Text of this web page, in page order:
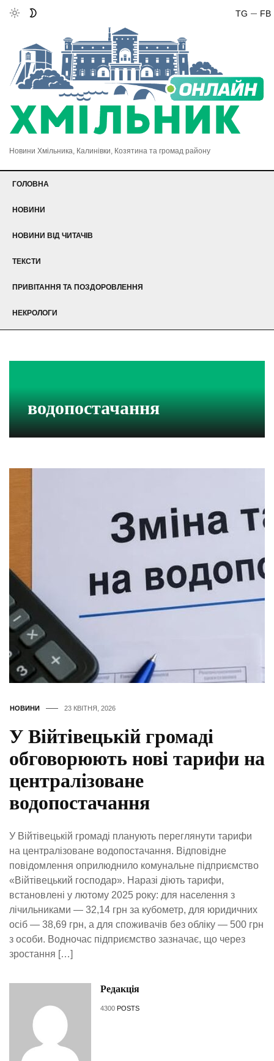
FB
TG
Новини Хмільника, Калинівки, Козятина та громад району
ГОЛОВНА
НОВИНИ
НОВИНИ ВІД ЧИТАЧІВ
ТЕКСТИ
ПРИВІТАННЯ ТА ПОЗДОРОВЛЕННЯ
НЕКРОЛОГИ
водопостачання
НОВИНИ 23 КВІТНЯ, 2026
У Війтівецькій громаді
обговорюють нові тарифи на
централізоване
водопостачання
У Війтівецькій громаді планують переглянути тарифи
на централізоване водопостачання. Відповідне
повідомлення оприлюднило комунальне підприємство
«Війтівецький господар». Наразі діють тарифи,
встановлені у лютому 2025 року: для населення з
лічильниками — 32,14 грн за кубометр, для юридичних
осіб — 38,69 грн, а для споживачів без обліку — 500 грн
з особи. Водночас підприємство зазначає, що через
зростання […]
Редакція
4300 POSTS